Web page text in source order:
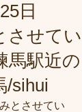
日
させてい
駅近の
/sihui
とさせてい